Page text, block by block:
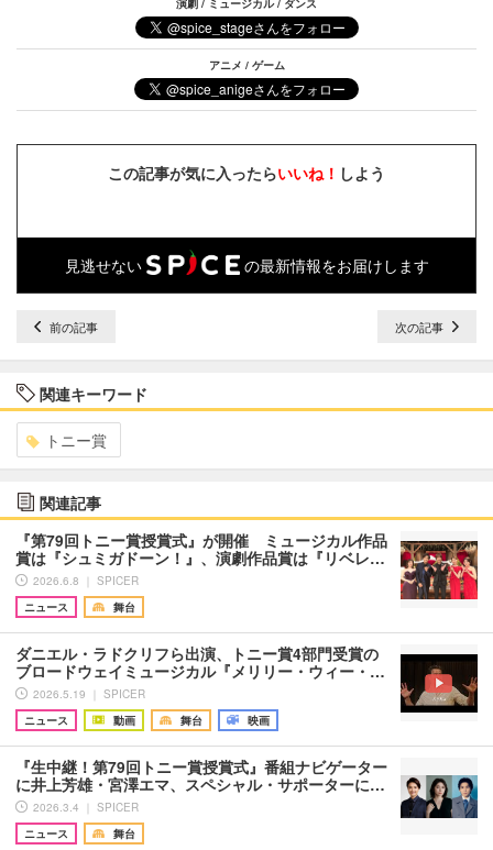
演劇 / ミュージカル / ダンス
アニメ / ゲーム
この記事が気に入ったらいいね！ しよう
見逃せない の最新情報をお届けします
前の記事 次の記事
関連キーワード
トニー賞
関連記事
『第79回トニー賞授賞式』が開催 ミュージカル作品
賞は『シュミガドーン！』、演劇作品賞は『リベレ…
2026.6.8 ｜ SPICER
ニュース
舞台
ダニエル・ラドクリフら出演、トニー賞4部門受賞の
ブロードウェイミュージカル『メリリー・ウィー・…
2026.5.19 ｜ SPICER
ニュース
動画 舞台 映画
『生中継！第79回トニー賞授賞式』番組ナビゲーター
に井上芳雄・宮澤エマ、スペシャル・サポーターに…
2026.3.4 ｜ SPICER
ニュース
舞台